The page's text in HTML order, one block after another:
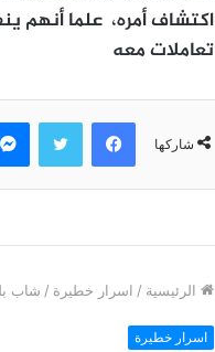
اكتشاف أمره، علما أنهم
تعاملات معه
شاركها
فيسبوك تويتر